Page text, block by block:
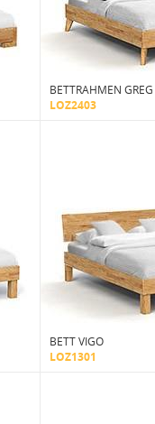
BETTRAHMEN GREG
LOZ2403
BETT VIGO
LOZ1301